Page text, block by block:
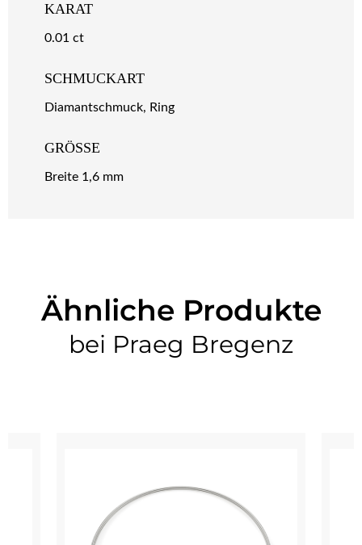
KARAT
0.01 ct
SCHMUCKART
Diamantschmuck, Ring
GRÖSSE
Breite 1,6 mm
Ähnliche Produkte
bei Praeg Bregenz